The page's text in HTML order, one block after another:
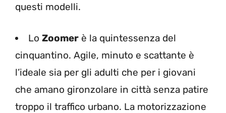
questi modelli.
Lo Zoomer è la quintessenza del
cinquantino. Agile, minuto e scattante è
l’ideale sia per gli adulti che per i giovani
che amano gironzolare in città senza patire
troppo il traffico urbano. La motorizzazione